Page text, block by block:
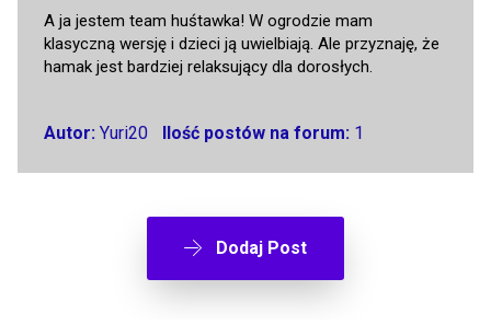
A ja jestem team huśtawka! W ogrodzie mam
klasyczną wersję i dzieci ją uwielbiają. Ale przyznaję, że
hamak jest bardziej relaksujący dla dorosłych.
Autor: Yuri20 Ilość postów na forum: 1
Dodaj Post